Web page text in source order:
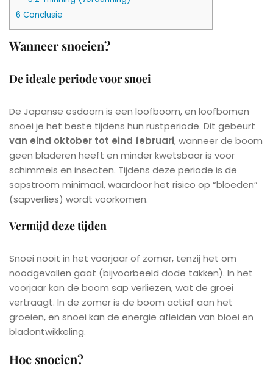
6 Conclusie
Wanneer snoeien?
De ideale periode voor snoei
De Japanse esdoorn is een loofboom, en loofbomen
snoei je het beste tijdens hun rustperiode. Dit gebeurt
van eind oktober tot eind februari, wanneer de boom
geen bladeren heeft en minder kwetsbaar is voor
schimmels en insecten. Tijdens deze periode is de
sapstroom minimaal, waardoor het risico op “bloeden”
(sapverlies) wordt voorkomen.
Vermijd deze tijden
Snoei nooit in het voorjaar of zomer, tenzij het om
noodgevallen gaat (bijvoorbeeld dode takken). In het
voorjaar kan de boom sap verliezen, wat de groei
vertraagt. In de zomer is de boom actief aan het
groeien, en snoei kan de energie afleiden van bloei en
bladontwikkeling.
Hoe snoeien?